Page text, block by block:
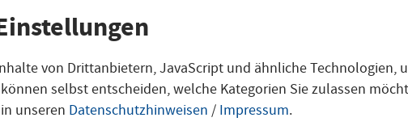
von Drittanbietern, JavaScript und ähnliche Technologien,
selbst entscheiden, welche Kategorien Sie zulassen
unseren Datenschutzhinweisen / Impressum.